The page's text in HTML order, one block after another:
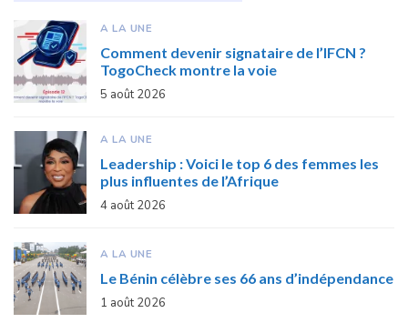
A LA UNE
Comment devenir signataire de l’IFCN ?
TogoCheck montre la voie
5 août 2026
A LA UNE
Leadership : Voici le top 6 des femmes les
plus influentes de l’Afrique
4 août 2026
A LA UNE
Le Bénin célèbre ses 66 ans d’indépendance
1 août 2026